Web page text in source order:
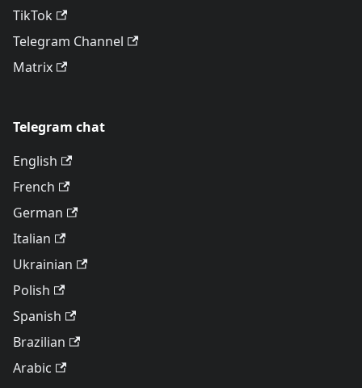
TikTok
Telegram Channel
Matrix
Telegram chat
English
French
German
Italian
Ukrainian
Polish
Spanish
Brazilian
Arabic